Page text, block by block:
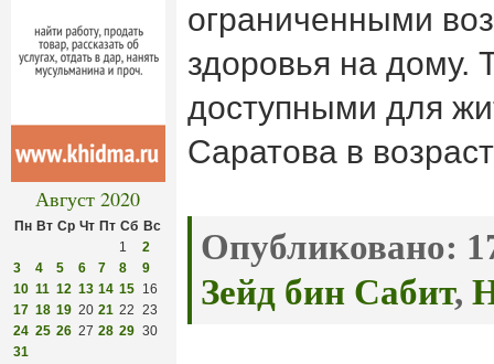
Август 2020
Пн Вт Ср Чт Пт Сб Вс
1
2
3
4 5 6 7 8
9
10 11 12 13 14 15 16
17 18 19 20 21 22 23
24 25 26 27 28 29 30
31
ограниченными
здоровья на дому.
доступными для
Саратова в
Опубликовано:
Зейд бин Сабит,